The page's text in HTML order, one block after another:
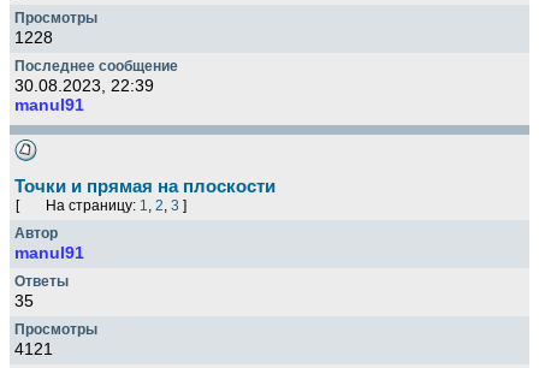
1228
30.08.2023, 22:39
manul91
Точки и прямая на плоскости
[ На страницу: 1, 2, 3 ]
manul91
35
4121